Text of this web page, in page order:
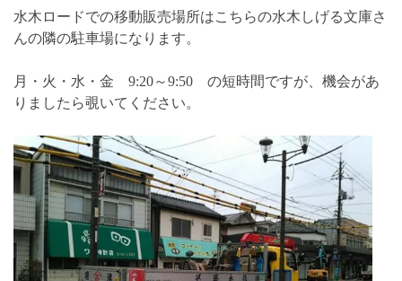
水木ロードでの移動販売場所はこちらの水木しげる文庫さ
んの隣の駐車場になります。
月・火・水・金 9:20～9:50 の短時間ですが、機会があ
りましたら覗いてください。